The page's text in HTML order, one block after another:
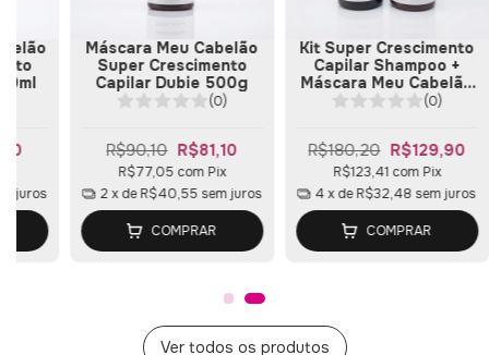
juros
Máscara Meu Cabelão
Super Crescimento
Capilar Dubie 500g
(0)
R$90,10 R$81,10
R$77,05 com Pix
2x deR$40,55 sem juros
COMPRAR
Kit Super Crescimento
Capilar Shampoo +
Máscara Meu Cabelão
Dubie
(0)
R$180,20 R$129,90
R$123,41 com Pix
4 x deR$32,48 sem juros
COMPRAR
Ver todos os produtos